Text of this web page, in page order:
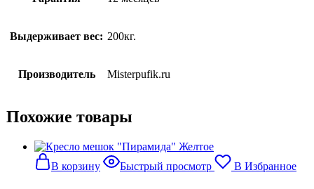
Выдерживает вес: 200кг.
Производитель Misterpufik.ru
Похожие товары
В корзину Быстрый просмотр В Избранное